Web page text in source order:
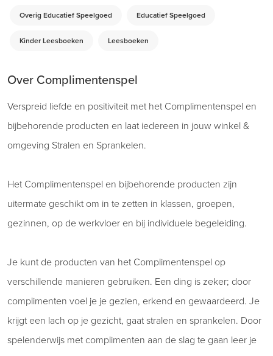
Overig Educatief Speelgoed Educatief Speelgoed
Kinder Leesboeken Leesboeken
Over Complimentenspel
Verspreid liefde en positiviteit met het Complimentenspel en
bijbehorende producten en laat iedereen in jouw winkel &
omgeving Stralen en Sprankelen.
Het Complimentenspel en bijbehorende producten zijn
uitermate geschikt om in te zetten in klassen, groepen,
gezinnen, op de werkvloer en bij individuele begeleiding.
Je kunt de producten van het Complimentenspel op
verschillende manieren gebruiken. Een ding is zeker; door
complimenten voel je je gezien, erkend en gewaardeerd. Je
krijgt een lach op je gezicht, gaat stralen en sprankelen. Door
spelenderwijs met complimenten aan de slag te gaan leer je